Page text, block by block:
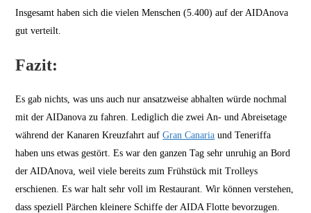
Insgesamt haben sich die vielen Menschen (5.400) auf der AIDAnova
gut verteilt.
Fazit:
Es gab nichts, was uns auch nur ansatzweise abhalten würde nochmal
mit der AIDanova zu fahren. Lediglich die zwei An- und Abreisetage
während der Kanaren Kreuzfahrt aufGran Canaria und Teneriffa
haben uns etwas gestört. Es war den ganzen Tag sehr unruhig an Bord
der AIDAnova, weil viele bereits zum Frühstück mit Trolleys
erschienen. Es war halt sehr voll im Restaurant. Wir können verstehen,
dass speziell Pärchen kleinere Schiffe der AIDA Flotte bevorzugen.